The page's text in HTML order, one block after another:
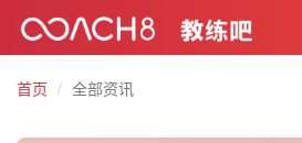
首页
全部资讯